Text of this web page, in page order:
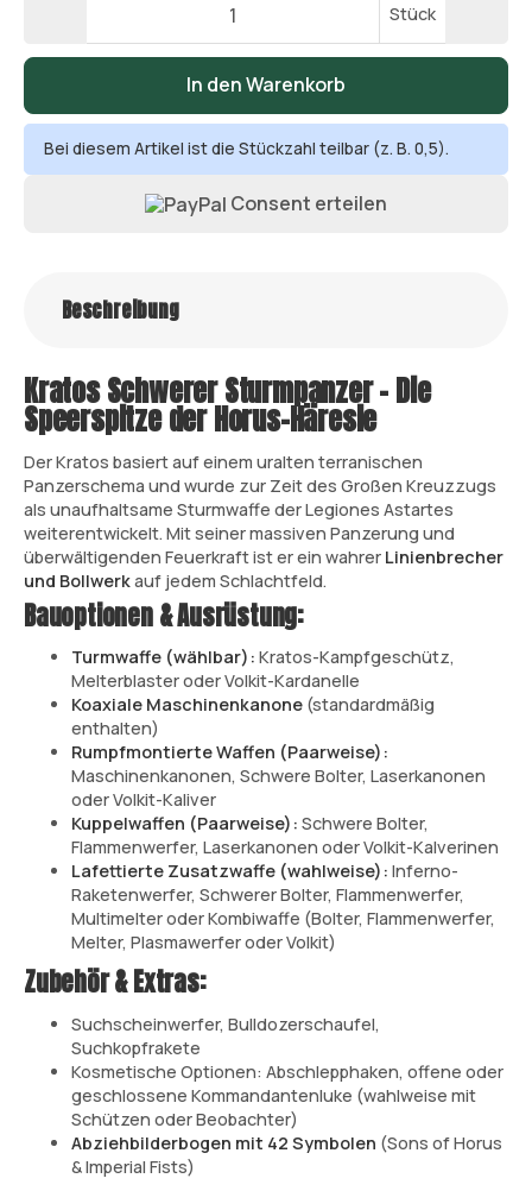
Stück
In den Warenkorb
Bei diesem Artikel ist die Stückzahl teilbar (z. B. 0,5).
Consent erteilen
Beschreibung
Kratos Schwerer Sturmpanzer – Die
Speerspitze der Horus-Häresie
Der Kratos basiert auf einem uralten terranischen
Panzerschema und wurde zur Zeit des Großen Kreuzzugs
als unaufhaltsame Sturmwaffe der Legiones Astartes
weiterentwickelt. Mit seiner massiven Panzerung und
überwältigenden Feuerkraft ist er ein wahrer Linienbrecher
und Bollwerkauf jedem Schlachtfeld.
Bauoptionen & Ausrüstung:
Turmwaffe (wählbar): Kratos-Kampfgeschütz,
Melterblaster oder Volkit-Kardanelle
Koaxiale Maschinenkanone (standardmäßig
enthalten)
Rumpfmontierte Waffen (Paarweise):
Maschinenkanonen, Schwere Bolter, Laserkanonen
oder Volkit-Kaliver
Kuppelwaffen (Paarweise): Schwere Bolter,
Flammenwerfer, Laserkanonen oder Volkit-Kalverinen
Lafettierte Zusatzwaffe (wahlweise): Inferno-
Raketenwerfer, Schwerer Bolter, Flammenwerfer,
Multimelter oder Kombiwaffe (Bolter, Flammenwerfer,
Melter, Plasmawerfer oder Volkit)
Zubehör & Extras:
Suchscheinwerfer, Bulldozerschaufel,
Suchkopfrakete
Kosmetische Optionen: Abschlepphaken, offene oder
geschlossene Kommandantenluke (wahlweise mit
Schützen oder Beobachter)
Abziehbilderbogen mit 42 Symbolen (Sons of Horus
& Imperial Fists)